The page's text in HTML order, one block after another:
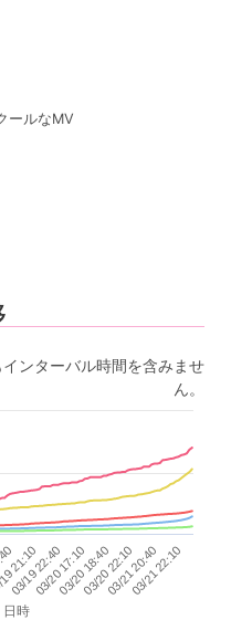
ールなMV
ンターバル時間を含みませ
ん。
日時
21:1003/20 17:1003/20 22:1003/21 22:10
03/19 22:4003/20 18:4003/21 20:40